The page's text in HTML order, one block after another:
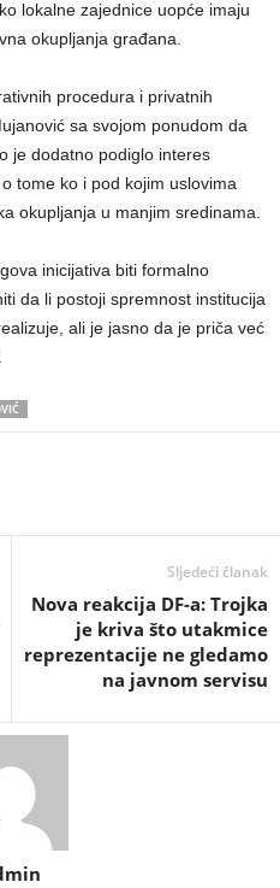
lokalne zajednice uopće imaju
okupljanja građana.
procedura i privatnih
sa svojom ponudom da
je dodatno podiglo interes
tome ko i pod kojim uslovima
okupljanja u manjim sredinama.
inicijativa biti formalno
da li postoji spremnost institucija
ali je jasno da je priča već
Sljedeći članak
​Nova reakcija DF-a: Trojka
je kriva što utakmice
reprezentacije ne gledamo
na javnom servisu